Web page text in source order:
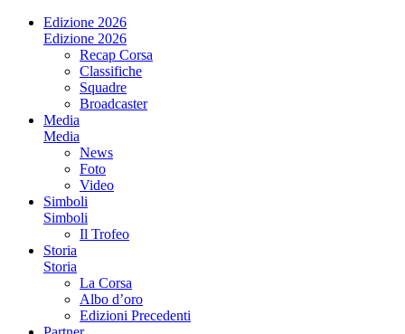
Edizione 2026
Edizione 2026
Recap Corsa
Classifiche
Squadre
Broadcaster
Media
Media
News
Foto
Video
Simboli
Simboli
Il Trofeo
Storia
Storia
La Corsa
Albo d’oro
Edizioni Precedenti